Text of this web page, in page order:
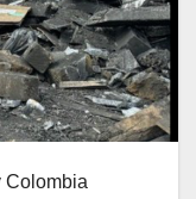
Colombia